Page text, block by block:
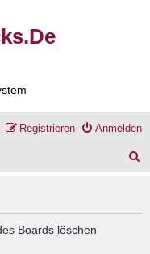
Anmelden
Registrieren
Boards löschen